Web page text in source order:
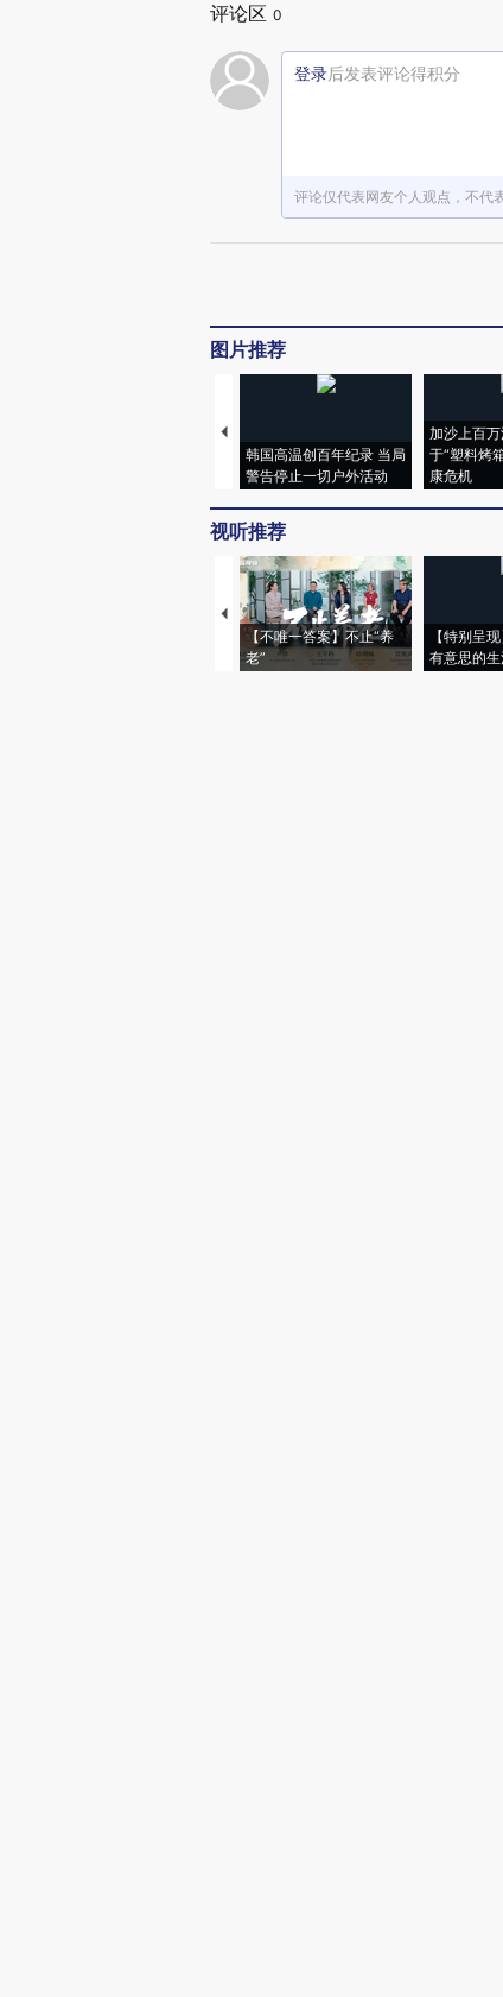
评论区 0
登录后发表评论得积分
评论仅代表网友个人观点，不代
图片推荐
韩国高温创百年纪录 当局
警告停止一切户外活动
加沙上百
于“塑料烤
康危机
视听推荐
【不唯一答案】不止“养
老”
【特别呈
有意思的生